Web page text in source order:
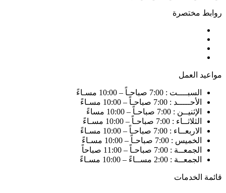
روابط مختصرة
مواعيد العمل
السبــــت : 7:00 صباحـاً – 10:00 مسـاءً
الأحـــــد : 7:00 صباحـاً – 10:00 مسـاءً
الإثنيــن : 7:00 صباحـاً – 10:00 مساءً
الثلاثــاء : 7:00 صباحـاً – 10:00 مسـاءً
الاربعــاء : 7:00 صباحـاً – 10:00 مسـاءً
الخميس : 7:00 صباحـاً – 10:00 مسـاءً
الجمعــة : 7:00 صباحـاً – 11:00 صباحاً
الجمعــة : 2:00 مســاءً – 10:00 مسـاءً
قائمة الخدمات